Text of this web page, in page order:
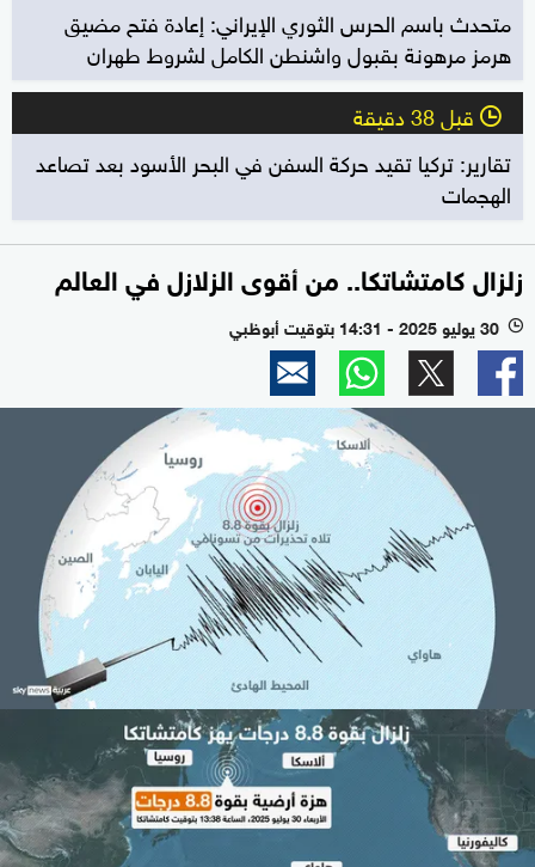
متحدث باسم الحرس الثوري الإيراني: إعادة فتح مضيق
هرمز مرهونة بقبول واشنطن الكامل لشروط طهران
l قبل 38 دقيقة
تقارير: تركيا تقيد حركة السفن في البحر الأسود بعد تصاعد
الهجمات
زلزال كامتشاتكا.. من أقوى الزلازل في العالم
l 30 يوليو 2025 - 14:31 بتوقيت أبوظبي